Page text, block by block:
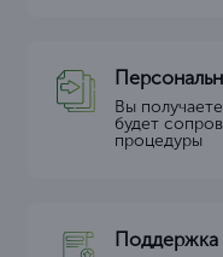
Вы
будет
процедуры
Поддержка